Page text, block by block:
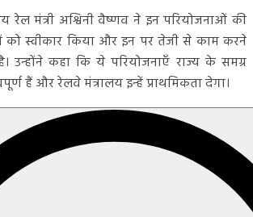
रेल मंत्री अश्विनी वैष्णव ने इन परियोजनाओं की
स्वीकार किया और इन पर तेजी से काम करने
उन्होंने कहा कि ये परियोजनाएँ राज्य के समग्र
हैं और रेलवे मंत्रालय इन्हें प्राथमिकता देगा।